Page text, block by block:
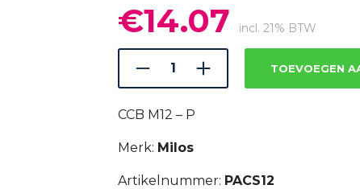
Oorspronkelijke
prijs
was:
€18.76.
€14.07 prijs
is:
€14.07.
incl. 21% BTW
TOEVOEGEN
CCB M12 – P
Merk: Milos
Artikelnummer: PACS12